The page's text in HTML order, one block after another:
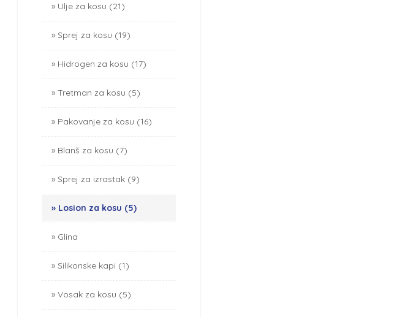
Ulje za kosu (21)
Sprej za kosu (19)
Hidrogen za kosu (17)
Tretman za kosu (5)
Pakovanje za kosu (16)
Blanš za kosu (7)
Sprej za izrastak (9)
Losion za kosu (5)
Glina
Silikonske kapi (1)
Vosak za kosu (5)